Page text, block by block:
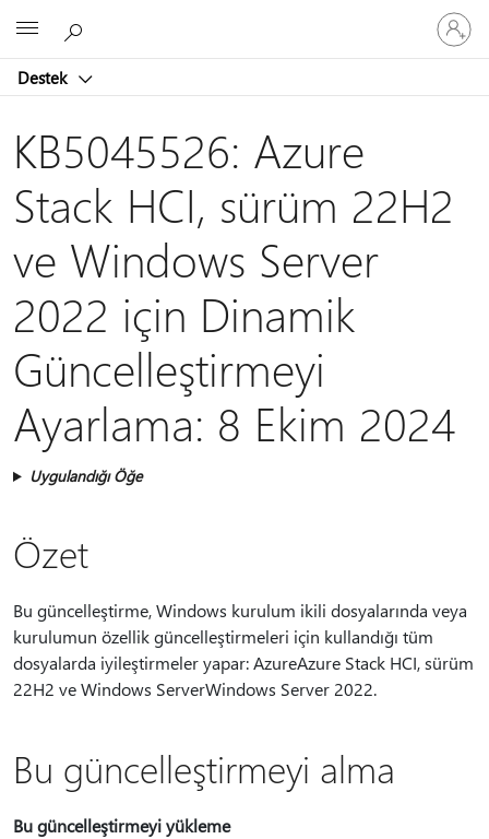
Destek
oturum
açın
KB5045526: Azure
Stack HCI, sürüm 22H2
ve Windows Server
2022 için Dinamik
Güncelleştirmeyi
Ayarlama: 8 Ekim 2024
Uygulandığı Öğe
Özet
Bu güncelleştirme, Windows kurulum ikili dosyalarında veya
kurulumun özellik güncelleştirmeleri için kullandığı tüm
dosyalarda iyileştirmeler yapar: AzureAzure Stack HCI, sürüm
22H2 ve Windows ServerWindows Server 2022.
Bu güncelleştirmeyi alma
Bu güncelleştirmeyi yükleme